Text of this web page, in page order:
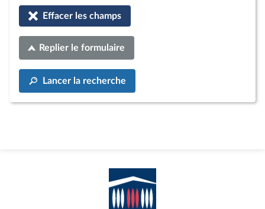
Effacer les champs
Replier le formulaire
Lancer la recherche